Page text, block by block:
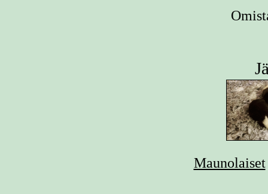
Maunolaiset